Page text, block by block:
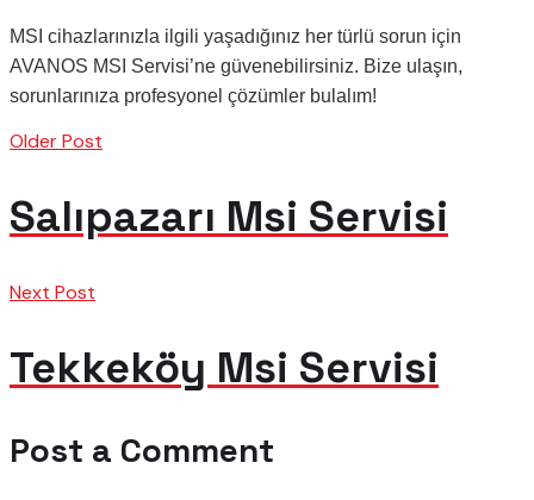
MSI cihazlarınızla ilgili yaşadığınız her türlü sorun için
AVANOS MSI Servisi’ne güvenebilirsiniz. Bize ulaşın,
sorunlarınıza profesyonel çözümler bulalım!
Older Post
Salıpazarı Msi Servisi
Next Post
Tekkeköy Msi Servisi
Post a Comment